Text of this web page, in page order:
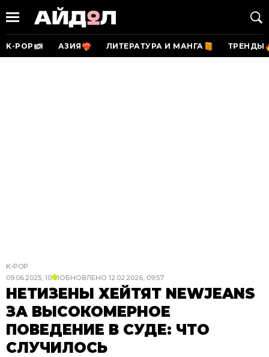
K-POP АЗИЯ ЛИТЕРАТУРА И МАНГА ТРЕНДЫ
K-POP
09.06.2025, 10:01ОБНОВЛЕНО 12.02.2026, 09:57
НЕТИЗЕНЫ ХЕЙТЯТ NEWJEANS
ЗА ВЫСОКОМЕРНОЕ
ПОВЕДЕНИЕ В СУДЕ: ЧТО
СЛУЧИЛОСЬ